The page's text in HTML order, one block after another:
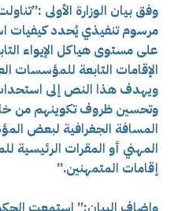
وفق بيان الوزارة الأولى
مرسوم تنفيذي يُحدد كيفيات
على مستوى هياكل الإيواء
الإقامات التابعة للمؤسسات
ويهدف هذا النص إلى استحداث
وتحسين ظروف تكوينهم من
المسافة الجغرافية لبعض
المهني أو المقرات الرئيسية
إقامات المتمهنين.”